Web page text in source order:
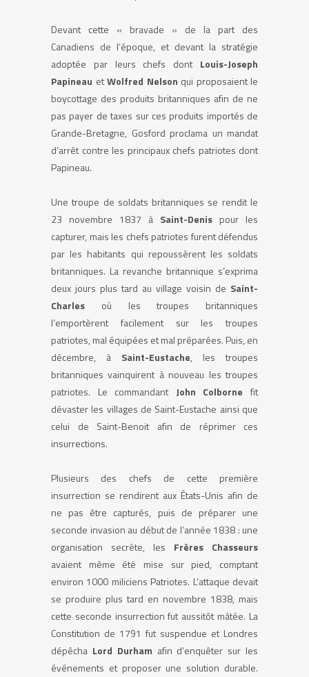
Devant cette « bravade » de la part des
Canadiens de l’époque, et devant la stratégie
adoptée par leurs chefs dont Louis-Joseph
Papineau etWolfred Nelson qui proposaient le
boycottage des produits britanniques afin de ne
pas payer de taxes sur ces produits importés de
Grande-Bretagne, Gosford proclama un mandat
d’arrêt contre les principaux chefs patriotes dont
Papineau.
Une troupe de soldats britanniques se rendit le
23 novembre 1837 à Saint-Denis pour les
capturer, mais les chefs patriotes furent défendus
par les habitants qui repoussèrent les soldats
britanniques. La revanche britannique s’exprima
deux jours plus tard au village voisin de Saint-
Charles où les troupes britanniques
l’emportèrent facilement sur les troupes
patriotes, mal équipées et mal préparées. Puis, en
décembre, à Saint-Eustache, les troupes
britanniques vainquirent à nouveau les troupes
patriotes. Le commandant John Colborne fit
dévaster les villages de Saint-Eustache ainsi que
celui de Saint-Benoit afin de réprimer ces
insurrections.
Plusieurs des chefs de cette première
insurrection se rendirent aux États-Unis afin de
ne pas être capturés, puis de préparer une
seconde invasion au début de l’année 1838 : une
organisation secrète, les Frères Chasseurs
avaient même été mise sur pied, comptant
environ 1000 miliciens Patriotes. L’attaque devait
se produire plus tard en novembre 1838, mais
cette seconde insurrection fut aussitôt mâtée. La
Constitution de 1791 fut suspendue et Londres
dépêcha Lord Durham afin d’enquêter sur les
événements et proposer une solution durable.